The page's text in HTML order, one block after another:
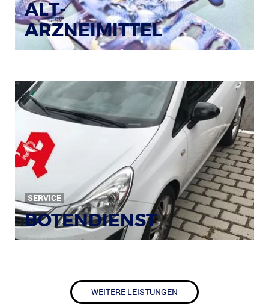
ALT-
ARZNEIMITTEL
SERVICE
BOTENDIENST
WEITERE LEISTUNGEN